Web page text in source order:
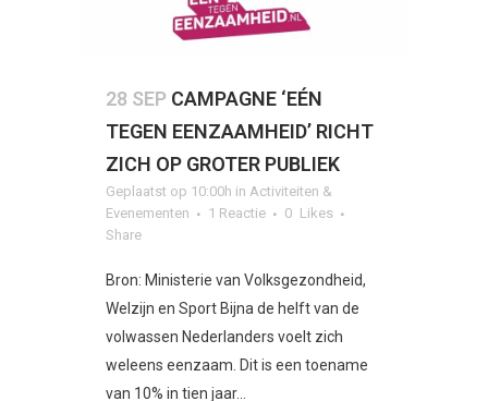
28 SEP CAMPAGNE ‘EÉN
TEGEN EENZAAMHEID’ RICHT
ZICH OP GROTER PUBLIEK
Geplaatst op 10:00h in Activiteiten &
Evenementen
1 Reactie 0 Likes
Share
Bron: Ministerie van Volksgezondheid,
Welzijn en Sport Bijna de helft van de
volwassen Nederlanders voelt zich
weleens eenzaam. Dit is een toename
van 10% in tien jaar...